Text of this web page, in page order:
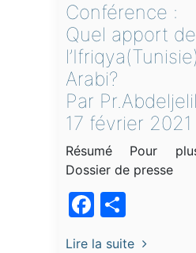
Conférence :
Quel apport de
Arabi?
Par
17 février 2021
Résumé Pour
Dossier de presse
Facebook
Lire la suite